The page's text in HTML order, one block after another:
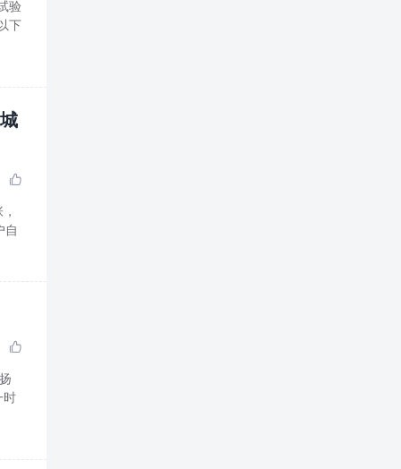
验
下

自

时